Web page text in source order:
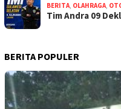
BERITA OLAHRAGA
Tim Andra 09
BERITA POPULER